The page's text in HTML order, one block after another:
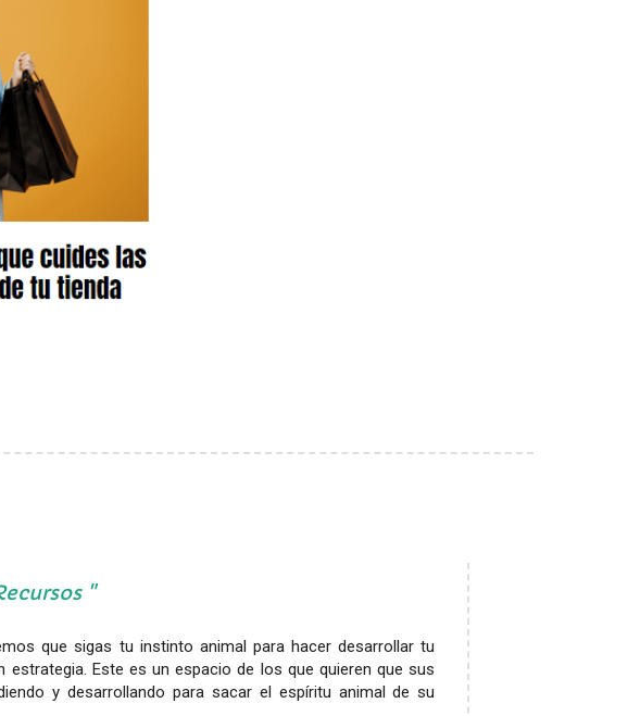
que sigas tu instinto animal para hacer desarrollar tu
Este es un espacio de los que quieren que sus
y desarrollando para sacar el espíritu animal de su